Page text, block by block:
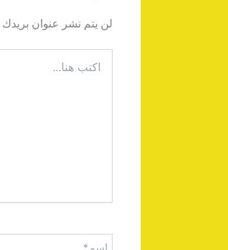
لن يتم نشر عنوان بريدك
هنا...
اسم*